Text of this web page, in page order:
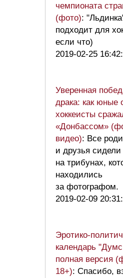
чемпионата
(фото):
подходит для
если что)
2019-02-25
Уверенная
драка: как юные
хоккеисты
«Донбассом»
видео): Все
и друзья сидели
на трибунах,
находились
за фотографом.
2019-02-09
Эротико-
календарь
полная версия
18+): Спасибо,